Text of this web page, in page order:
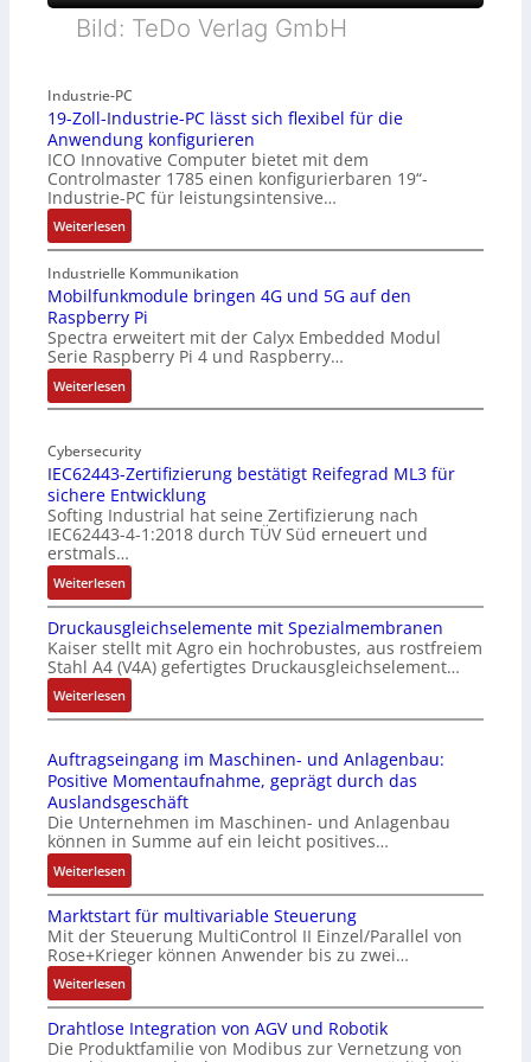
Bild: TeDo Verlag GmbH
Industrie-PC
19-Zoll-Industrie-PC lässt sich flexibel für die
Anwendung konfigurieren
ICO Innovative Computer bietet mit dem
Controlmaster 1785 einen konfigurierbaren 19“-
Industrie-PC für leistungsintensive…
Weiterlesen:
1
9
-
Z
o
l
l
-
n
d
u
s
t
r
i
e
-
P
C
l
ä
s
t
s
i
c
h
f
l
e
x
i
b
e
l
Industrielle Kommunikation
Mobilfunkmodule bringen 4G und 5G auf den
Raspberry Pi
Spectra erweitert mit der Calyx Embedded Modul
Serie Raspberry Pi 4 und Raspberry…
Weiterlesen:
M
b
i
l
f
u
n
k
m
o
d
u
l
e
r
i
n
g
e
n
4
G
u
n
d
5
G
Cybersecurity
IEC62443-Zertifizierung bestätigt Reifegrad ML3 für
sichere Entwicklung
Softing Industrial hat seine Zertifizierung nach
IEC62443-4-1:2018 durch TÜV Süd erneuert und
erstmals…
Weiterlesen:
I
E
6
2
4
3
-
Z
e
r
t
i
f
i
z
i
e
u
Druckausgleichselemente mit Spezialmembranen
Kaiser stellt mit Agro ein hochrobustes, aus rostfreiem
Stahl A4 (V4A) gefertigtes Druckausgleichselement…
Weiterlesen:
D
u
c
k
a
u
s
g
l
e
i
c
h
e
Auftragseingang im Maschinen- und Anlagenbau:
Positive Momentaufnahme, geprägt durch das
Auslandsgeschäft
Die Unternehmen im Maschinen- und Anlagenbau
können in Summe auf ein leicht positives…
Weiterlesen:
A
u
f
t
r
a
g
s
Marktstart für multivariable Steuerung
Mit der Steuerung MultiControl II Einzel/Parallel von
Rose+Krieger können Anwender bis zu zwei…
Weiterlesen:
M
a
r
Drahtlose Integration von AGV und Robotik
Die Produktfamilie von Modibus zur Vernetzung von